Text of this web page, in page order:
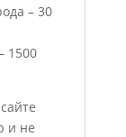
– 30
1500
и не